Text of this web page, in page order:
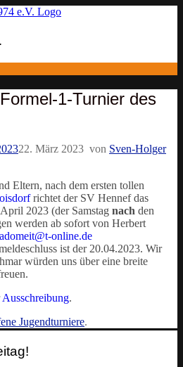
1-Turnier des
22. März 2023 von Sven-Holger
Eltern, nach dem ersten tollen
richtet der SV Hennef das
2023 (der Samstag nach den
werden ab sofort von Herbert
online.de
ist der 20.04.2023. Wir
würden uns über eine breite
Ausschreibung.
Jugendturniere.